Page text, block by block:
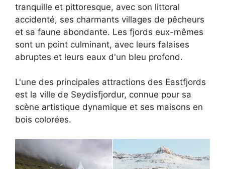
tranquille et pittoresque, avec son littoral
accidenté, ses charmants villages de pêcheurs
et sa faune abondante. Les fjords eux-mêmes
sont un point culminant, avec leurs falaises
abruptes et leurs eaux d'un bleu profond.
L'une des principales attractions des Eastfjords
est la ville de Seydisfjordur, connue pour sa
scène artistique dynamique et ses maisons en
bois colorées.